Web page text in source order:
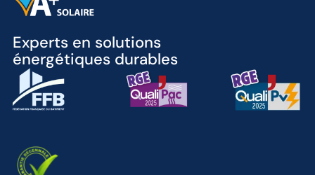
Experts en solutions
énergétiques durables